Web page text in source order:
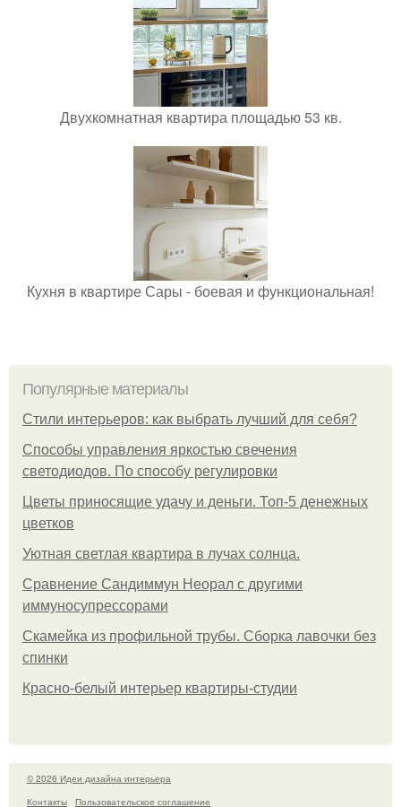
Двухкомнатная квартира площадью 53 кв.
Кухня в квартире Сары - боевая и функциональная!
Популярные материалы
Стили интерьеров: как выбрать лучший для себя?
Способы управления яркостью свечения
светодиодов. По способу регулировки
Цветы приносящие удачу и деньги. Топ-5 денежных
цветков
Уютная светлая квартира в лучах солнца.
Сравнение Сандиммун Неорал с другими
иммуносупрессорами
Скамейка из профильной трубы. Сборка лавочки без
спинки
Красно-белый интерьер квартиры-студии
© 2026 Идеи дизайна интерьера
Контакты
Пользовательское соглашение